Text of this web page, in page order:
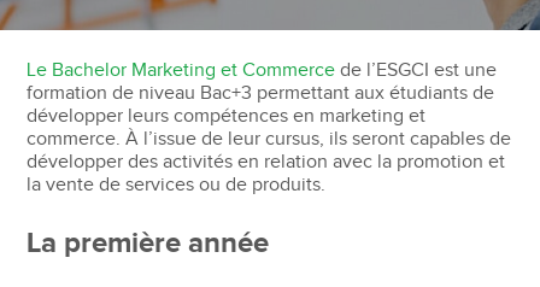
Le Bachelor Marketing et Commerce de l’ESGCI est une
formation de niveau Bac+3 permettant aux étudiants de
développer leurs compétences en marketing et
commerce. À l’issue de leur cursus, ils seront capables de
développer des activités en relation avec la promotion et
la vente de services ou de produits.
La première année